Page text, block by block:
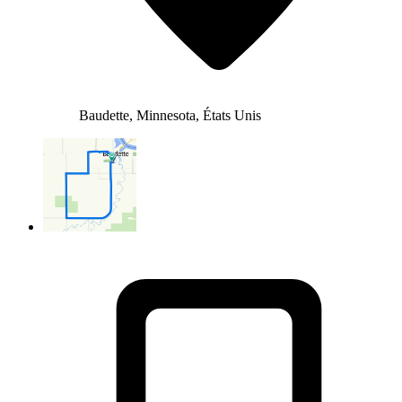
Baudette, Minnesota, États Unis